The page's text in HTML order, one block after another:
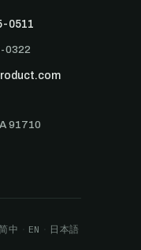
0511
0322
91710
中 EN 日本語